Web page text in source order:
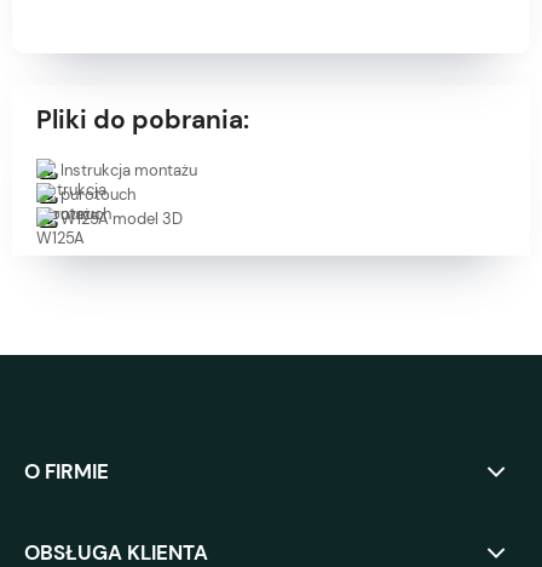
Pliki do pobrania:
Instrukcja montażu
purotouch
W125A model 3D
O FIRMIE
OBSŁUGA KLIENTA